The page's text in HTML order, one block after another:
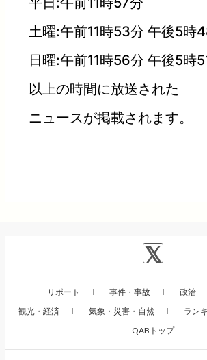
土曜:午前11時53分 午後5時
日曜:午前11時56分 午後5時
以上の時間に放送された
ニュースが掲載されます。
リポート 事件・事故 政治
観光・経済
気象・災害・自然 ラン
QABトップ